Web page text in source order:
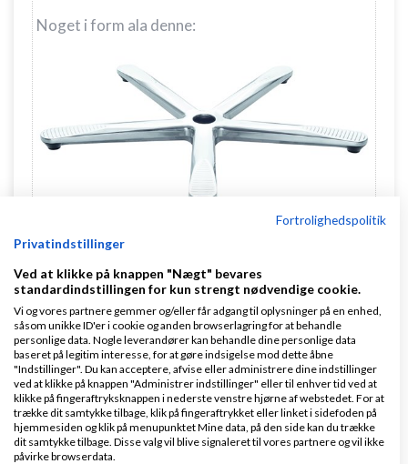
Noget i form ala denne:
Hilsen Morten
Fortrolighedspolitik
Privatindstillinger
Ved at klikke på knappen "Nægt" bevares
standardindstillingen for kun strengt nødvendige cookie.
Vi og vores partnere gemmer og/eller får adgang til oplysninger på en enhed,
såsom unikke ID'er i cookie og anden browserlagring for at behandle
personlige data. Nogle leverandører kan behandle dine personlige data
baseret på legitim interesse, for at gøre indsigelse mod dette åbne
"Indstillinger". Du kan acceptere, afvise eller administrere dine indstillinger
ved at klikke på knappen "Administrer indstillinger" eller til enhver tid ved at
klikke på fingeraftryksknappen i nederste venstre hjørne af webstedet. For at
trække dit samtykke tilbage, klik på fingeraftrykket eller linket i sidefoden på
hjemmesiden og klik på menupunktet Mine data, på den side kan du trække
dit samtykke tilbage. Disse valg vil blive signaleret til vores partnere og vil ikke
påvirke browserdata.